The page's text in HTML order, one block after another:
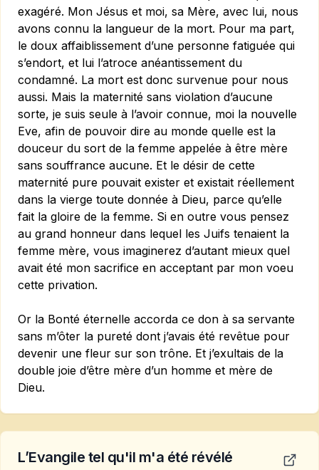
exagéré. Mon Jésus et moi, sa Mère, avec lui, nous
avons connu la langueur de la mort. Pour ma part,
le doux affaiblissement d’une personne fatiguée qui
s’endort, et lui l’atroce anéantissement du
condamné. La mort est donc survenue pour nous
aussi. Mais la maternité sans violation d’aucune
sorte, je suis seule à l’avoir connue, moi la nouvelle
Eve, afin de pouvoir dire au monde quelle est la
douceur du sort de la femme appelée à être mère
sans souffrance aucune. Et le désir de cette
maternité pure pouvait exister et existait réellement
dans la vierge toute donnée à Dieu, parce qu’elle
fait la gloire de la femme. Si en outre vous pensez
au grand honneur dans lequel les Juifs tenaient la
femme mère, vous imaginerez d’autant mieux quel
avait été mon sacrifice en acceptant par mon voeu
cette privation.
Or la Bonté éternelle accorda ce don à sa servante
sans m’ôter la pureté dont j’avais été revêtue pour
devenir une fleur sur son trône. Et j’exultais de la
double joie d’être mère d’un homme et mère de
Dieu.
L’Evangile tel qu'il m'a été révélé